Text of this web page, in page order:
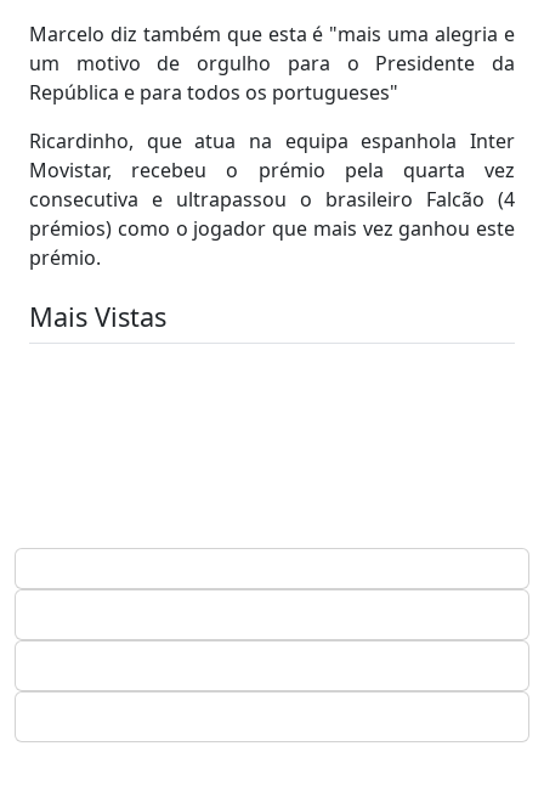
Marcelo diz também que esta é "mais uma alegria e
um motivo de orgulho para o Presidente da
República e para todos os portugueses"
Ricardinho, que atua na equipa espanhola Inter
Movistar, recebeu o prémio pela quarta vez
consecutiva e ultrapassou o brasileiro Falcão (4
prémios) como o jogador que mais vez ganhou este
prémio.
Mais Vistas